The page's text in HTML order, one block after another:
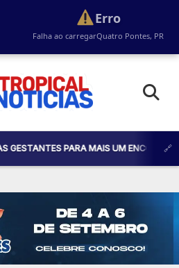
Erro
Falha ao carregarQuatro Pontes, PR
PARA MAIS UM ENCONTRO DO